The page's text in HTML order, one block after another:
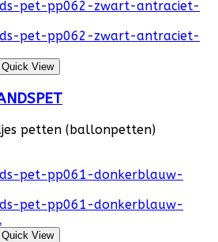
Quick View
petten (ballonpetten)
Quick View